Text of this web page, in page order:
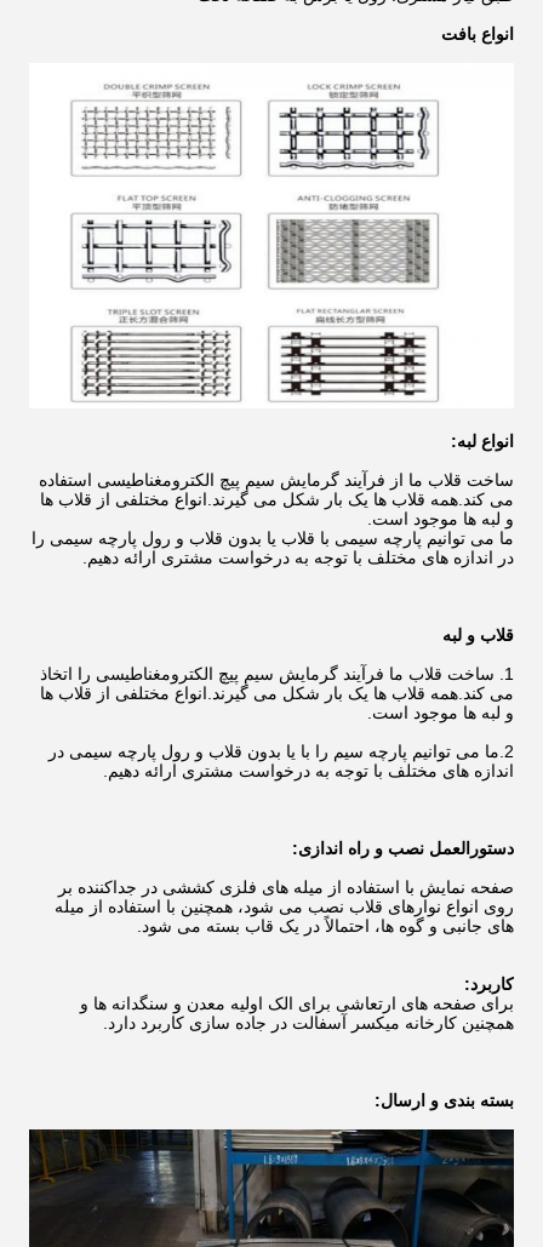
انواع بافت
انواع لبه:
ساخت قلاب ما از فرآیند گرمایش سیم پیچ الکترومغناطیسی استفاده
می کند.همه قلاب ها یک بار شکل می گیرند.انواع مختلفی از قلاب ها
و لبه ها موجود است.
ما می توانیم پارچه سیمی با قلاب یا بدون قلاب و رول پارچه سیمی را
در اندازه های مختلف با توجه به درخواست مشتری ارائه دهیم.
قلاب و لبه
1. ساخت قلاب ما فرآیند گرمایش سیم پیچ الکترومغناطیسی را اتخاذ
می کند.همه قلاب ها یک بار شکل می گیرند.انواع مختلفی از قلاب ها
و لبه ها موجود است.
2.ما می توانیم پارچه سیم را با یا بدون قلاب و رول پارچه سیمی در
اندازه های مختلف با توجه به درخواست مشتری ارائه دهیم.
دستورالعمل نصب و راه اندازی:
صفحه نمایش با استفاده از میله های فلزی کششی در جداکننده بر
روی انواع نوارهای قلاب نصب می شود، همچنین با استفاده از میله
های جانبی و گوه ها، احتمالاً در یک قاب بسته می شود.
کاربرد:
برای صفحه های ارتعاشی برای الک اولیه معدن و سنگدانه ها و
همچنین کارخانه میکسر آسفالت در جاده سازی کاربرد دارد.
بسته بندی و ارسال: